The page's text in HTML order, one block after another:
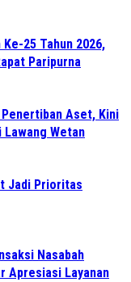
25 Tahun 2026,
Paripurna
Aset, Kini
Wetan
Jadi Prioritas
Nasabah
Apresiasi Layanan